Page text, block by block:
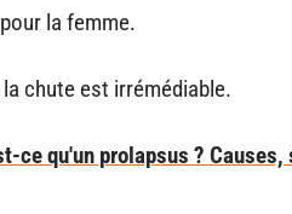
la femme.
chute est irrémédiable.
ce qu'un prolapsus ?